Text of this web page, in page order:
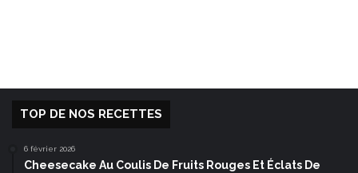
TOP DE NOS RECETTES
6 février 2026
Cheesecake Au Coulis De Fruits Rouges Et Éclats De